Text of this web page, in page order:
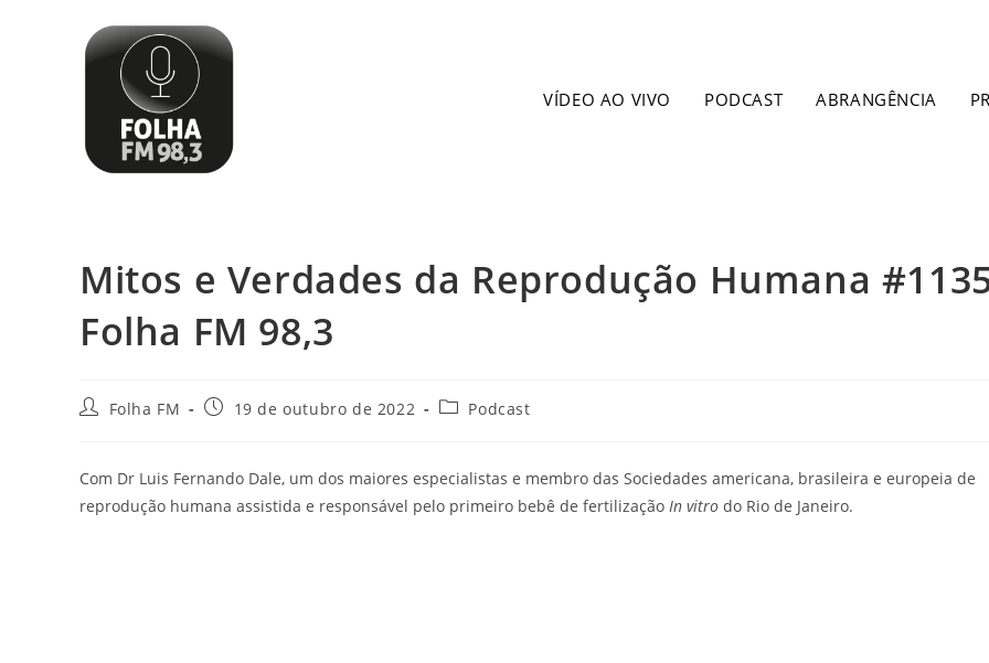
VÍDEO AO VIVO PODCAST ABRANGÊNCIA
Mitos e Verdades da Reprodução Humana
Folha FM 98,3
Folha FM 19 de outubro de 2022 Podcast
Com Dr Luis Fernando Dale, um dos maiores especialistas e membro das Sociedades americana, brasileira e europeia de
reprodução humana assistida e responsável pelo primeiro bebê de fertilização In vitro do Rio de Janeiro.